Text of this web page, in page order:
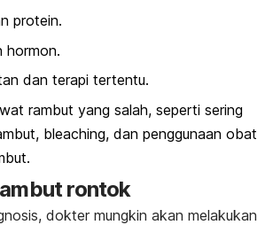
protein.
hormon.
dan terapi tertentu.
rambut yang salah, seperti sering
bleaching, dan penggunaan obat
rontok
dokter mungkin akan melakukan